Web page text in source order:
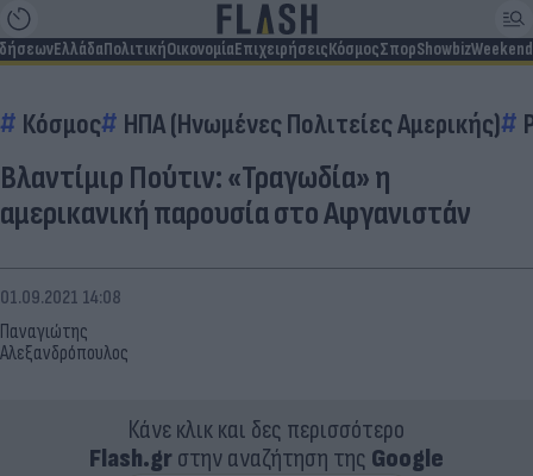
ΕλλάδαΠολιτικήΟικονομίαΕπιχειρήσειςΚόσμοςΣπορShowbizWeekend
Κόσμος ΗΠΑ (Ηνωμένες Πολιτείες Αμερικής)
Βλαντίμιρ Πούτιν: «Τραγωδία» η
αμερικανική παρουσία στο Αφγανιστάν
Παναγιώτης
Αλεξανδρόπουλος
01.09.2021 14:08
Κάνε κλικ και δες περισσότερο
Flash.grστην αναζήτηση της Google